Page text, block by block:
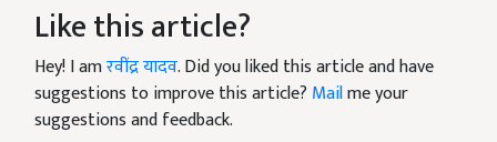
Like this article?
Hey! I amरवींद्र यादव. Did you liked this article and have
suggestions to improve this article? Mailme your
suggestions and feedback.